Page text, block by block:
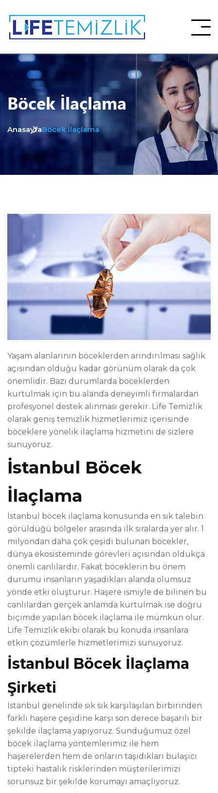
Böcek İlaçlama
AnasayfaBöcek İlaçlama
Yaşam alanlarının böceklerden arındırılması sağlık
açısından olduğu kadar görünüm olarak da çok
önemlidir. Bazı durumlarda böceklerden
kurtulmak için bu alanda deneyimli firmalardan
profesyonel destek alınması gerekir. Life Temizlik
olarak geniş temizlik hizmetlerimiz içerisinde
böceklere yönelik ilaçlama hizmetini de sizlere
sunuyoruz.
İstanbul Böcek
İlaçlama
İstanbul böcek ilaçlama konusunda en sık talebin
görüldüğü bölgeler arasında ilk sıralarda yer alır. 1
milyondan daha çok çeşidi bulunan böcekler,
dünya ekosisteminde görevleri açısından oldukça
önemli canlılardır. Fakat böceklerin bu önem
durumu insanların yaşadıkları alanda olumsuz
yönde etki oluşturur. Haşere ismiyle de bilinen bu
canlılardan gerçek anlamda kurtulmak ise doğru
biçimde yapılan böcek ilaçlama ile mümkün olur.
Life Temizlik ekibi olarak bu konuda insanlara
etkin çözümlerle hizmetlerimizi sunuyoruz.
İstanbul Böcek İlaçlama
Şirketi
İstanbul genelinde sık sık karşılaşılan birbirinden
farklı haşere çeşidine karşı son derece başarılı bir
şekilde ilaçlama yapıyoruz. Sunduğumuz özel
böcek ilaçlama yöntemlerimiz ile hem
haşerelerden hem de onların taşıdıkları bulaşıcı
tipteki hastalık risklerinden müşterilerimizi
sorunsuz bir şekilde korumayı amaçlıyoruz.